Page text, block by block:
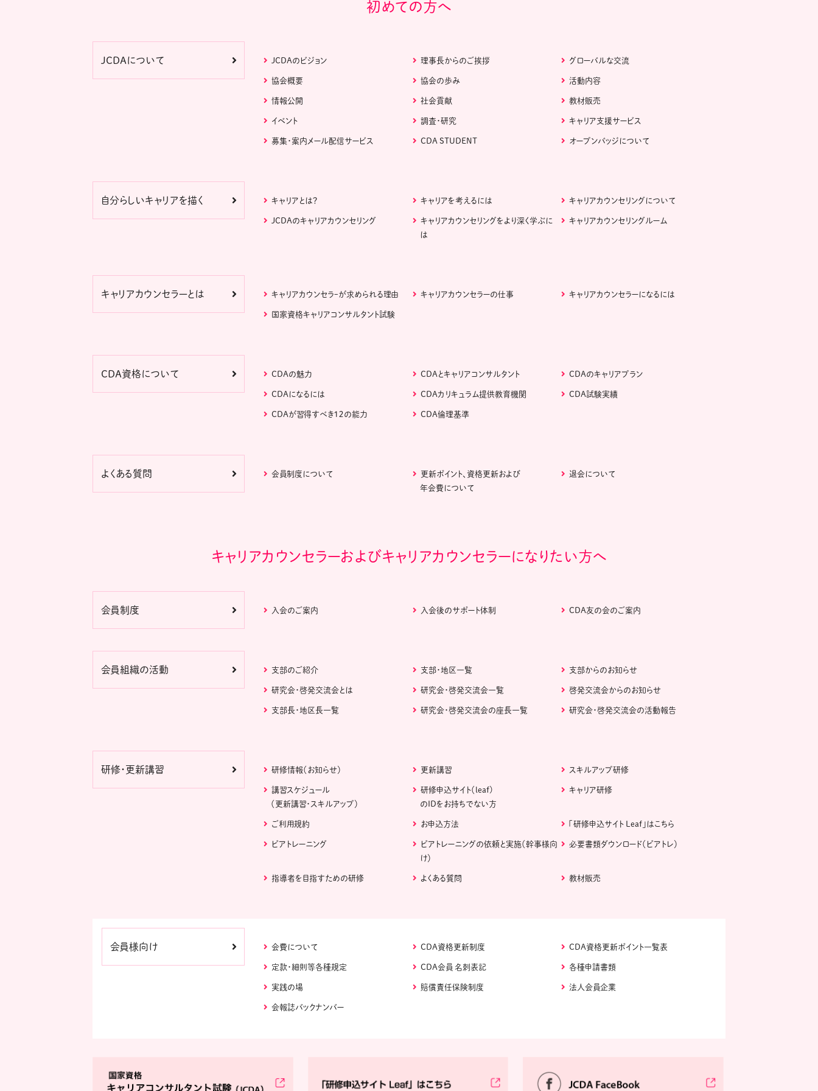
初めての方へ
JCDAについて JCDAのビジョン 理事長からのご挨拶 グローバルな交流
協会概要 協会の歩み 活動内容
情報公開 社会貢献 教材販売
イベント 調査・研究 キャリア支援サービス
募集・案内メール配信サービス CDA STUDENT オープンバッジについて
自分らしいキャリアを描く キャリアとは？ キャリアを考えるには キャリアカウンセリングについて
JCDAのキャリアカウンセリング
キャリアカウンセリングをより深く学ぶに
は
キャリアカウンセリングルーム
キャリアカウンセラーとは キャリアカウンセラｰが求められる理由 キャリアカウンセラーの仕事 キャリアカウンセラーになるには
国家資格キャリアコンサルタント試験
CDA資格について CDAの魅力 CDAとキャリアコンサルタント CDAのキャリアプラン
CDAになるには CDAカリキュラム提供教育機関 CDA試験実績
CDAが習得すべき１２の能力 CDA倫理基準
よくある質問 会員制度について
更新ポイント、資格更新および
年会費について
退会について
キャリアカウンセラーおよびキャリアカウンセラーになりたい方へ
会員制度 入会のご案内 入会後のサポート体制 CDA友の会のご案内
会員組織の活動 支部のご紹介 支部・地区一覧 支部からのお知らせ
研究会・啓発交流会とは 研究会・啓発交流会一覧 啓発交流会からのお知らせ
支部長・地区長一覧 研究会・啓発交流会の座長一覧 研究会・啓発交流会の活動報告
研修・更新講習 研修情報（お知らせ） 更新講習 スキルアップ研修
講習スケジュール
（更新講習・スキルアップ）
研修申込サイト（leaf)
のIDをお持ちでない方
キャリア研修
ご利用規約 お申込方法 「研修申込サイト Leaf」はこちら
ピアトレーニング
ピアトレーニングの依頼と実施（幹事様向
け）
必要書類ダウンロード（ピアトレ）
指導者を目指すための研修 よくある質問 教材販売
会員様向け 会費について CDA資格更新制度 CDA資格更新ポイント一覧表
定款・細則等各種規定 CDA会員 名刺表記 各種申請書類
実践の場 賠償責任保険制度 法人会員企業
会報誌バックナンバー